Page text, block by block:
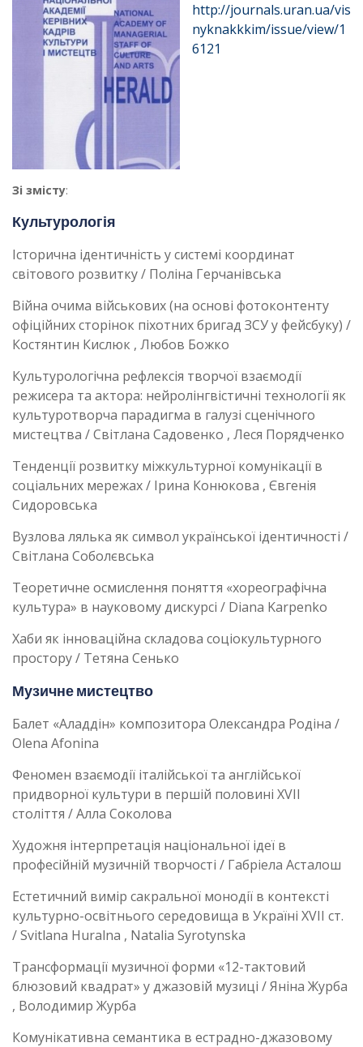
http://journals.uran.ua/vis
nyknakkkim/issue/view/1
6121
Зі змісту:
Культурологія
Історична ідентичність у системі координат
світового розвитку / Поліна Герчанівська
Війна очима військових (на основі фотоконтенту
офіційних сторінок піхотних бригад ЗСУ у фейсбуку) /
Костянтин Кислюк , Любов Божко
Культурологічна рефлексія творчої взаємодії
режисера та актора: нейролінгвістичні технології як
культуротворча парадигма в галузі сценічного
мистецтва / Світлана Садовенко , Леся Порядченко
Тенденції розвитку міжкультурної комунікації в
соціальних мережах / Ірина Конюкова , Євгенія
Сидоровська
Вузлова лялька як символ української ідентичності /
Світлана Соболєвська
Теоретичне осмислення поняття «хореографічна
культура» в науковому дискурсі / Diana Karpenko
Хаби як інноваційна складова соціокультурного
простору / Тетяна Сенько
Музичне мистецтво
Балет «Аладдін» композитора Олександра Родіна /
Olena Afonina
Феномен взаємодії італійської та англійської
придворної культури в першій половині XVII
століття / Алла Соколова
Художня інтерпретація національної ідеї в
професійній музичній творчості / Габріела Асталош
Естетичний вимір сакральної монодії в контексті
культурно-освітнього середовища в Україні XVII ст.
/ Svitlana Huralna , Natalia Syrotynska
Трансформації музичної форми «12-тактовий
блюзовий квадрат» у джазовій музиці / Яніна Журба
, Володимир Журба
Комунікативна семантика в естрадно-джазовому